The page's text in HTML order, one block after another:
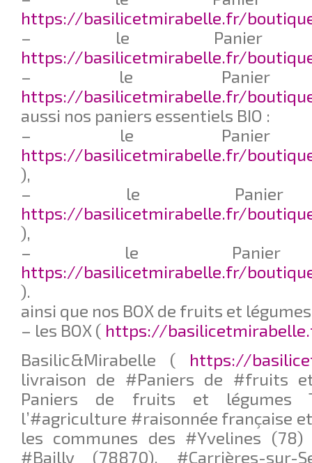
https://basilicetmirabelle.fr/
– le Panier
https://basilicetmirabelle.fr/
– le Panier
https://basilicetmirabelle.fr/
aussi nos paniers essentiels BIO :
– le Panier
https://basilicetmirabelle.fr/
),
– le
https://basilicetmirabelle.fr/
),
– le
https://basilicetmirabelle.fr/
).
ainsi que nos BOX de fruits et légumes
– les BOX ( https://
Basilic&Mirabelle ( https://
livraison de #Paniers de #fruits
Paniers de fruits et légumes
l’#agriculture #raisonnée française
les communes des #Yvelines
#Bailly (78870), #Carrières-sur-